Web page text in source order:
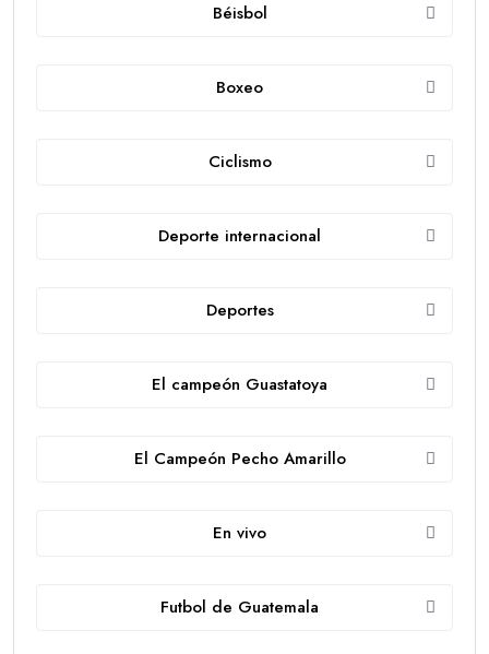
Béisbol
Boxeo
Ciclismo
Deporte internacional
Deportes
El campeón Guastatoya
El Campeón Pecho Amarillo
En vivo
Futbol de Guatemala